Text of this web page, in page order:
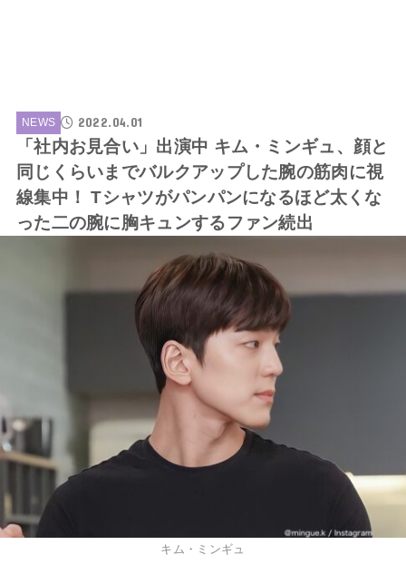
NEWS 2022.04.01
「社内お見合い」出演中 キム・ミンギュ、顔と
同じくらいまでバルクアップした腕の筋肉に視
線集中！ Tシャツがパンパンになるほど太くな
った二の腕に胸キュンするファン続出
キム・ミンギュ